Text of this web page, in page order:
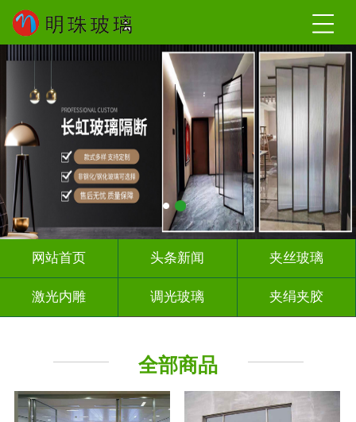
网站首页 头条新闻 夹丝玻璃
激光内雕 调光玻璃 夹绢夹胶
全部商品